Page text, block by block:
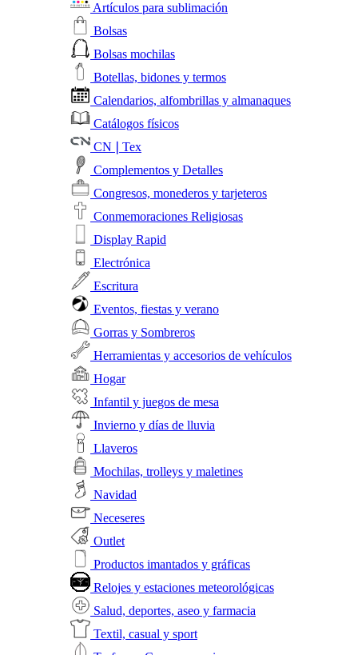
Artículos para sublimación
Bolsas
Bolsas mochilas
Botellas, bidones y termos
Calendarios, alfombrillas y almanaques
Catálogos físicos
CN❘Tex
Complementos y Detalles
Congresos, monederos y tarjeteros
Conmemoraciones Religiosas
Display Rapid
Electrónica
Escritura
Eventos, fiestas y verano
Gorras y Sombreros
Herramientas y accesorios de vehículos
Hogar
Infantil y juegos de mesa
Invierno y días de lluvia
Llaveros
Mochilas, trolleys y maletines
Navidad
Neceseres
Outlet
Productos imantados y gráficas
Relojes y estaciones meteorológicas
Salud, deportes, aseo y farmacia
Textil, casual y sport